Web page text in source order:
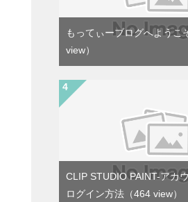
もってぃーブログへようこ
view）
CLIP STUDIO PAINT-アカ
ログイン方法 （464 view）